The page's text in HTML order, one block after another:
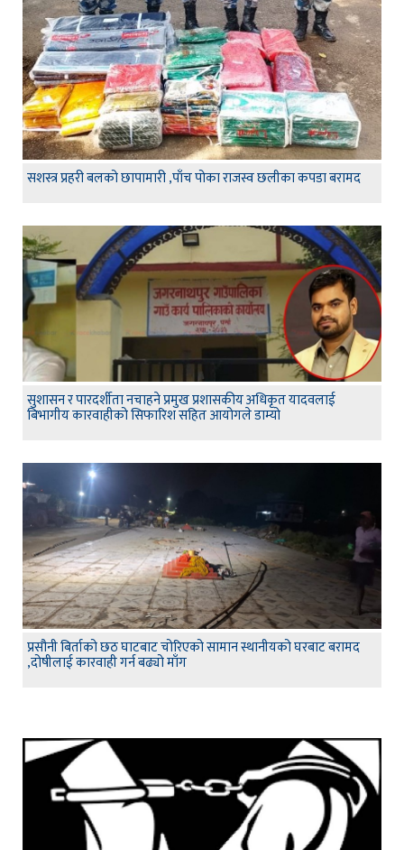
सशस्त्र प्रहरी बलको छापामारी ,पाँच पोका राजस्व छलीका कपडा बरामद
सुशासन र पारदर्शीता नचाहने प्रमुख प्रशासकीय अधिकृत यादवलाई
बिभागीय कारवाहीको सिफारिश सहित आयोगले डाम्यो
प्रसौनी बिर्ताको छठ घाटबाट चोरिएको सामान स्थानीयको घरबाट बरामद
,दोषीलाई कारवाही गर्न बढ्यो माँग